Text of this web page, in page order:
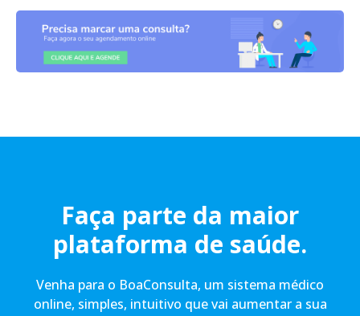
Faça parte da maior
plataforma de saúde.
Venha para o BoaConsulta, um sistema médico
online, simples, intuitivo que vai aumentar a sua